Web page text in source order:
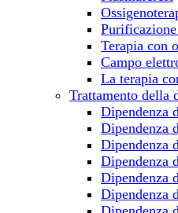
Terapia con
Campo
La terapia
Trattamento della
Dipendenza
Dipendenza
Dipendenza
Dipendenza
Dipendenza
Dipendenza